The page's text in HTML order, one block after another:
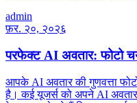
admin
फ़र. २०, २०२६
परफेक्ट AI अवतार: फोटो
आपके AI अवतार की गुणवत्ता
है। कई यूजर्स को अपने AI अवतार